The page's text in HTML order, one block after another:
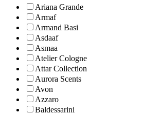
Ariana Grande
Armaf
Armand Basi
Asdaaf
Asmaa
Atelier Cologne
Attar Collection
Aurora Scents
Avon
Azzaro
Baldessarini